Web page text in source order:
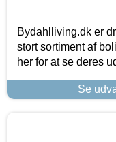
Bydahlliving.dk er
stort sortiment af
her for at se deres
Se